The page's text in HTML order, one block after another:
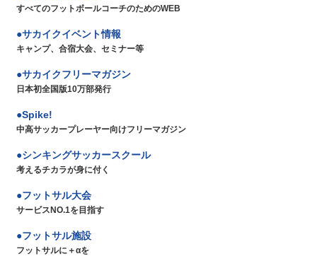
すべてのフットボールコーチのためのWEB
サカイクイベント情報
キャンプ、合宿大会、セミナー等
サカイクフリーマガジン
日本初全国版10万部発行
Spike!
中高サッカープレーヤー向けフリーマガジン
シンキングサッカースクール
考えるチカラが身に付く
フットサル大会
サービスNO.1を目指す
フットサル施設
フットサルに＋αを